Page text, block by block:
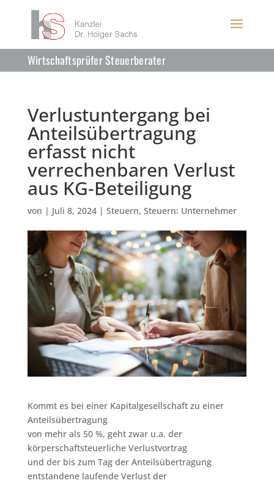
Wirtschaftsprüfer Steuerberater
Verlustuntergang bei
Anteilsübertragung
erfasst nicht
verrechenbaren Verlust
aus KG-Beteiligung
von | Juli 8, 2024| Steuern, Steuern: Unternehmer
Kommt es bei einer Kapitalgesellschaft zu einer
Anteilsübertragung
von mehr als 50 %, geht zwar u.a. der
körperschaftsteuerliche Verlustvortrag
und der bis zum Tag der Anteilsübertragung
entstandene laufende Verlust der